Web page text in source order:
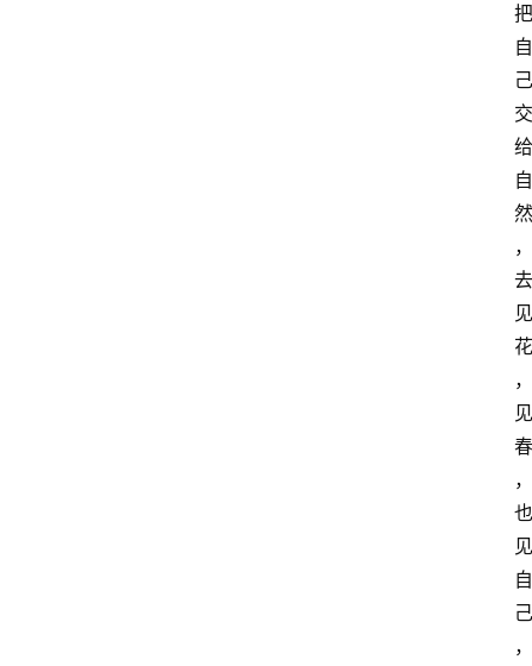
把
自
己
交
给
自
然
，
去
见
花
，
见
春
，
也
见
自
己
，